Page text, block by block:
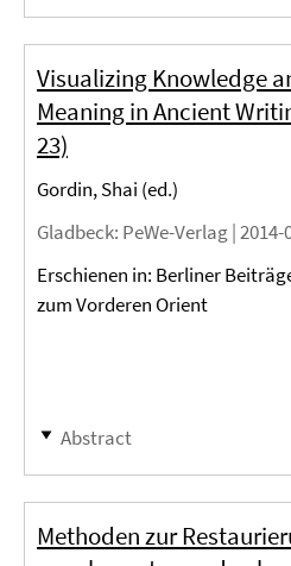
Visualizing Knowledge
Meaning in Ancient
23)
Gordin, Shai (ed.)
Gladbeck: PeWe-Verlag |2014-
Erschienen in: Berliner
zum Vorderen Orient
Abstract
Methoden zur